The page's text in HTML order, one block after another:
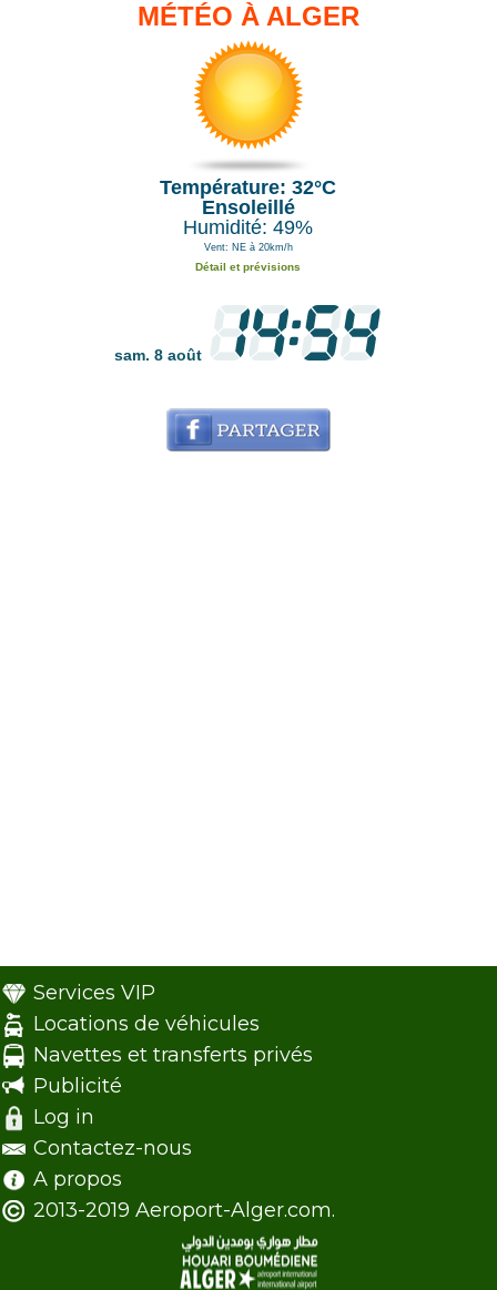
MÉTÉO À ALGER
Température: 32°C
Ensoleillé
Humidité: 49%
Vent: NE à 20km/h
Détail et prévisions
sam. 8 août
Services VIP
Locations de véhicules
Navettes et transferts privés
Publicité
Log in
Contactez-nous
A propos
2013-2019 Aeroport-Alger.com.